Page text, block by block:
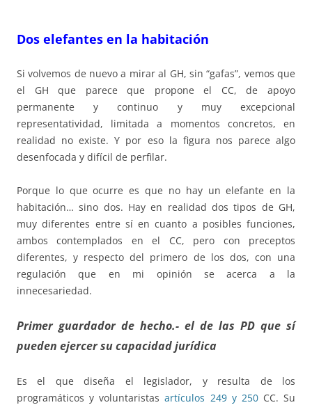
Dos elefantes en la habitación
Si volvemos de nuevo a mirar al GH, sin “gafas”, vemos que
el GH que parece que propone el CC, de apoyo
permanente y continuo y muy excepcional
representatividad, limitada a momentos concretos, en
realidad no existe. Y por eso la figura nos parece algo
desenfocada y difícil de perfilar.
Porque lo que ocurre es que no hay un elefante en la
habitación… sino dos. Hay en realidad dos tipos de GH,
muy diferentes entre sí en cuanto a posibles funciones,
ambos contemplados en el CC, pero con preceptos
diferentes, y respecto del primero de los dos, con una
regulación que en mi opinión se acerca a la
innecesariedad.
Primer guardador de hecho.- el de las PD que sí
pueden ejercer su capacidad jurídica
Es el que diseña el legislador, y resulta de los
programáticos y voluntaristasartículos 249 y 250CC. Su